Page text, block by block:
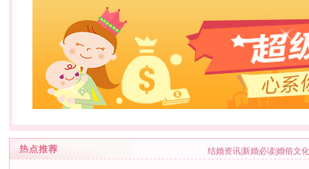
结婚资讯 新婚必读婚俗文化